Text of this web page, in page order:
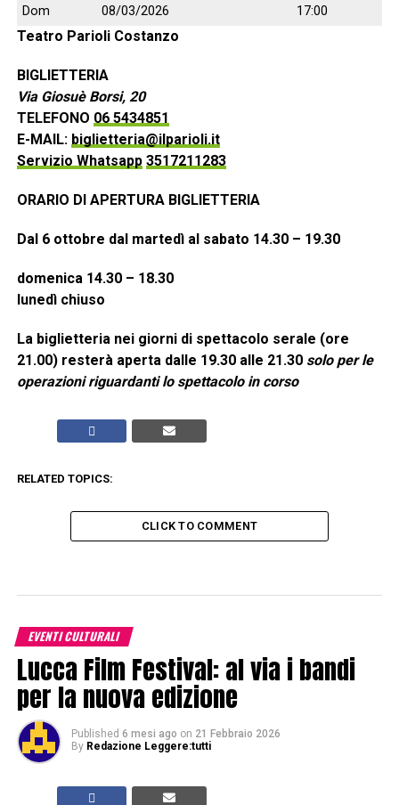
Dom
08/03/2026 17:00
Teatro Parioli Costanzo
BIGLIETTERIA
Via Giosuè Borsi, 20
TELEFONO 06 5434851
E-MAIL: biglietteria@ilparioli.it
Servizio Whatsapp 3517211283
ORARIO DI APERTURA BIGLIETTERIA
Dal 6 ottobre dal martedì al sabato 14.30 – 19.30
domenica 14.30 – 18.30
lunedì chiuso
La biglietteria nei giorni di spettacolo serale (ore
21.00) resterà aperta dalle 19.30 alle 21.30 solo per le
operazioni riguardanti lo spettacolo in corso
RELATED TOPICS:
CLICK TO COMMENT
EVENTI CULTURALI
Lucca Film Festival: al via i bandi
per la nuova edizione
Published 6 mesi ago on 21 Febbraio 2026
By Redazione Leggere:tutti